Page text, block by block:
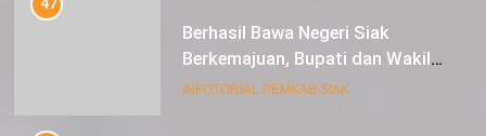
47
Berhasil Bawa Negeri Siak
Berkemajuan, Bupati dan Wakil
Bupati Siak Terima Gelar Adat
INFOTORIAL PEMKAB SIAK